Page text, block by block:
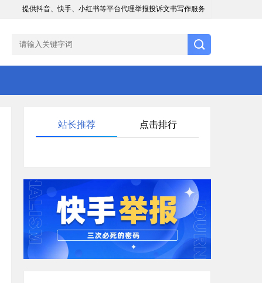
提供抖音、快手、小红书等平台代理举报投诉文书写作服务
站长推荐 点击排行